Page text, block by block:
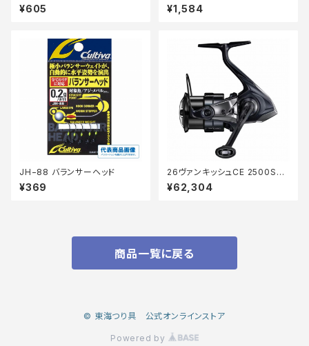
ラ10号
¥605
ブ ベビーサーディン 2インチピ
ンク
¥1,584
JH−88 バランサーヘッド
¥369
26ヴァンキッシュCE 2500SH
G
¥62,304
商品一覧に戻る
© 東海つり具 公式オンラインストア
Powered by